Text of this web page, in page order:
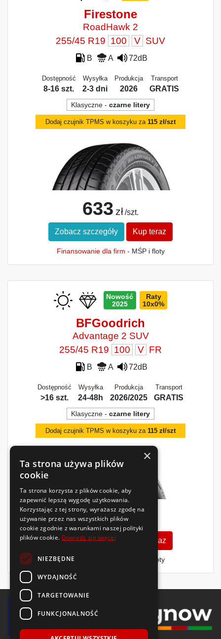
Firestone
RoadHawk 2
255/45 R19 100 V SUV
B A 72dB
Dostępność
8-16 szt.
Wysyłka
2-3 dni
Produkcja
2026
Transport
GRATIS
Klasyczne - czarne litery
Dodaj czujnik TPMS w koszyku za 115 zł/szt
633 zł /szt.
Zobacz szczegóły Kup teraz
Finansowanie dla firm - MŚP i floty
Nowość
2025
Raty
10x0%
BFGoodrich
Advantage 2 SUV
255/45 R19 100 V FR
B A 72dB
Dostępność
>16 szt.
Wysyłka
24-48h
Produkcja
2026/2025
Transport
GRATIS
Klasyczne - czarne litery
Dodaj czujnik TPMS w koszyku za 115 zł/szt
639 zł/szt.
Zobacz szczegóły Kup teraz
Finansowanie dla firm - MŚP i floty
×
Ta strona używa plików
cookie
Ta strona korzysta z plików cookie, aby
zapewnić lepszą wygodę użytkowania.
Korzystając z tej strony, wyrażasz zgodę na
używanie przez nas wszystkich plików
cookie zgodnie z warunkami naszej polityki
plików cookie. Dowiedz się więcej
NIEZBĘDNE
WYDAJNOŚĆ
TARGETOWANIE
FUNKCJONALNOŚĆ